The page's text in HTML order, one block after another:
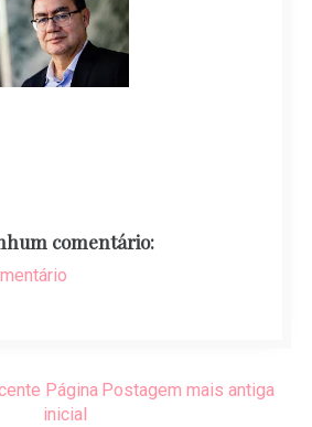
comentário:
Postagem mais antiga
Página
inicial